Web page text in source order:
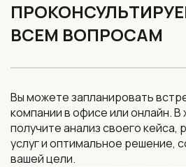
ВСЕМ ВОПРОСАМ
Вы можете запланировать
компании в офисе или онлайн. В
получите анализ своего кейса,
услуг и оптимальное решение,
вашей цели.